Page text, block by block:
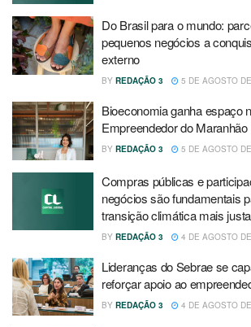
Do Brasil para o mundo:
pequenos negócios a
externo
BY REDAÇÃO 3 5 DE AGOSTO
Bioeconomia ganha espaço
Empreendedor do Maranhão
BY REDAÇÃO 3 5 DE AGOSTO
Compras públicas e
negócios são fundamentais
transição climática mais justa
BY REDAÇÃO 3 4 DE AGOSTO
Lideranças do Sebrae se
reforçar apoio ao
BY REDAÇÃO 3 4 DE AGOSTO